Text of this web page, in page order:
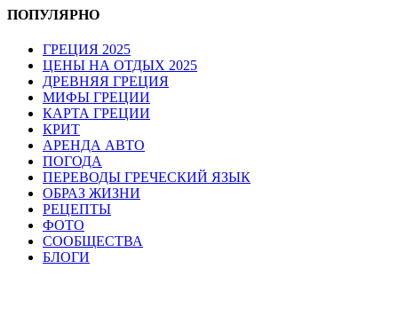
ПОПУЛЯРНО
ГРЕЦИЯ 2025
ЦЕНЫ НА ОТДЫХ 2025
ДРЕВНЯЯ ГРЕЦИЯ
МИФЫ ГРЕЦИИ
КАРТА ГРЕЦИИ
КРИТ
АРЕНДА АВТО
ПОГОДА
ПЕРЕВОДЫ ГРЕЧЕСКИЙ ЯЗЫК
ОБРАЗ ЖИЗНИ
РЕЦЕПТЫ
ФОТО
СООБЩЕСТВА
БЛОГИ